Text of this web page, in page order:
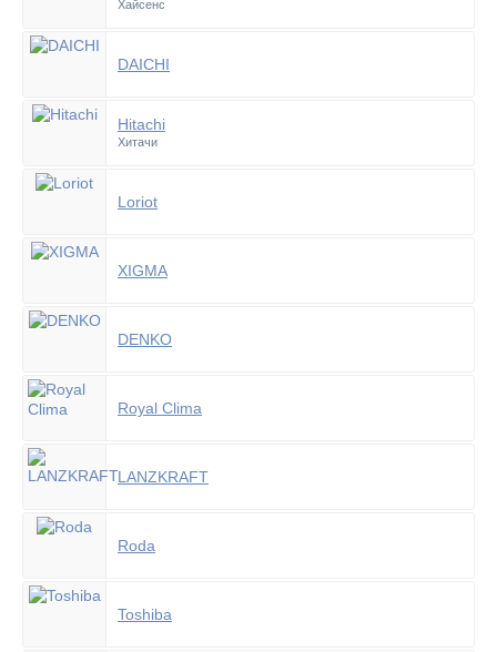
Хайсенс
DAICHI
Hitachi
Хитачи
Loriot
XIGMA
DENKO
Royal Clima
LANZKRAFT
Roda
Toshiba